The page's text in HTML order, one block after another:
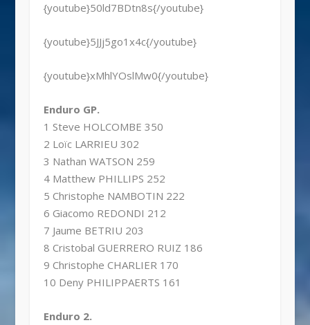
{youtube}50ld7BDtn8s{/youtube}
{youtube}5JJj5go1x4c{/youtube}
{youtube}xMhlYOslMw0{/youtube}
Enduro GP.
1 Steve HOLCOMBE 350
2 Loïc LARRIEU 302
3 Nathan WATSON 259
4 Matthew PHILLIPS 252
5 Christophe NAMBOTIN 222
6 Giacomo REDONDI 212
7 Jaume BETRIU 203
8 Cristobal GUERRERO RUIZ 186
9 Christophe CHARLIER 170
10 Deny PHILIPPAERTS 161
Enduro 2.